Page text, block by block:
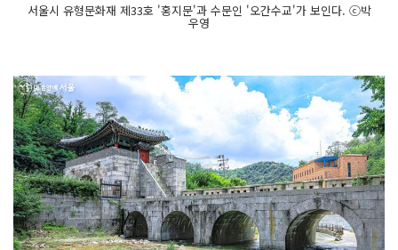
서울시 유형문화재 제33호 '홍지문'과 수문인 '오간수교'가 보인다. ⓒ박
우영